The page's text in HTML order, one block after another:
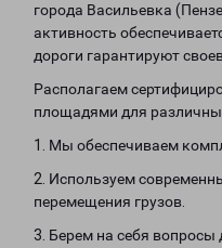
города Васильевка
активность
дороги гарантируют
Располагаем
площадями для
1. Мы обеспечиваем
2. Используем
перемещения грузов.
3. Берем на себя вопросы